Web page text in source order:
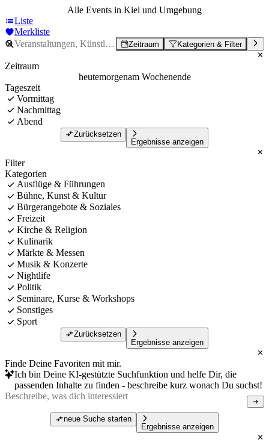
Alle Events in Kiel und Umgebung
Liste
Merkliste
Zeitraum Kategorien & Filter
Zeitraum
heutemorgenam Wochenende
Tageszeit
Vormittag
Nachmittag
Abend
Zurücksetzen
Ergebnisse anzeigen
Filter
Kategorien
Ausflüge & Führungen
Bühne, Kunst & Kultur
Bürgerangebote & Soziales
Freizeit
Kirche & Religion
Kulinarik
Märkte & Messen
Musik & Konzerte
Nightlife
Politik
Seminare, Kurse & Workshops
Sonstiges
Sport
Zurücksetzen
Ergebnisse anzeigen
Finde Deine Favoriten mit mir.
Ich bin Deine KI-gestützte Suchfunktion und helfe Dir, die
passenden Inhalte zu finden - beschreibe kurz wonach Du suchst!
neue Suche starten
Ergebnisse anzeigen